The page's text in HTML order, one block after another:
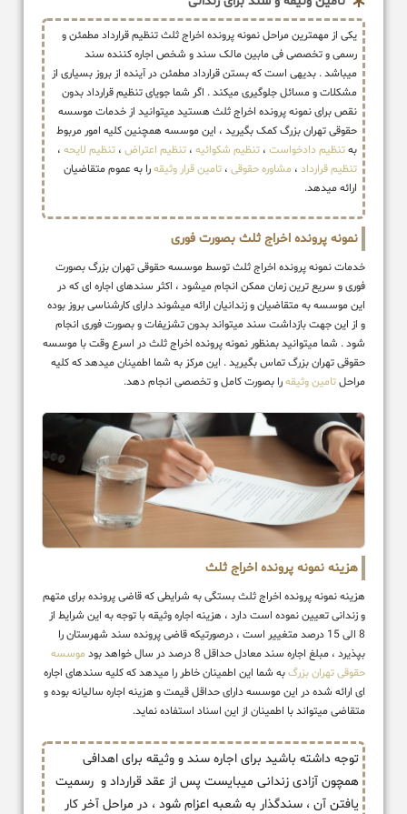
یکی از مهمترین مراحل نمونه پرونده اخراج ثلث تنظیم قرارداد مطمئن و
رسمی و تخصصی فی مابین مالک سند و شخص اجاره کننده سند
میباشد . بدیهی است که بستن قرارداد مطمئن در آینده از بروز بسیاری از
مشکلات و مسائل جلوگیری میکند . اگر شما جویای تنظیم قرارداد بدون
نقص برای نمونه پرونده اخراج ثلث هستید میتوانید از خدمات موسسه
حقوقی تهران بزرگ کمک بگیرید ، این موسسه همچنین کلیه امور مربوط
بهتنظیم دادخواست ، تنظیم شکوائیه ، تنظیم اعتراض ، تنظیم لایحه ،
تنظیم قرارداد ، مشاوره حقوقی ، تامین قرار وثیقهرا به عموم متقاضیان
ارائه میدهد.
نمونه پرونده اخراج ثلث بصورت فوری
خدمات نمونه پرونده اخراج ثلث توسط موسسه حقوقی تهران بزرگ بصورت
فوری و سریع ترین زمان ممکن انجام میشود ، اکثر سندهای اجاره ای که در
این موسسه به متقاضیان و زندانیان ارائه میشوند دارای کارشناسی بروز بوده
و از این جهت بازداشت سند میتواند بدون تشزیفات و بصورت فوری انجام
شود . شما میتوانید بمنظور نمونه پرونده اخراج ثلث در اسرع وقت با موسسه
حقوقی تهران بزرگ تماس بگیرید . این مرکز به شما اطمینان میدهد که کلیه
مراحلتامین وثیقهرا بصورت کامل و تخصصی انجام دهد.
هزینه نمونه پرونده اخراج ثلث
هزینه نمونه پرونده اخراج ثلث بستگی به شرایطی که قاضی پرونده برای متهم
و زندانی تعیین نموده است دارد ، هزینه اجاره وثیقه با توجه به این شرایط از
8 الی 15 درصد متغییر است ، درصورتیکه قاضی پرونده سند شهرستان را
بپذیرد ، مبلغ اجاره سند معادل حداقل 8 درصد در سال خواهد بود
موسسه
حقوقی تهران بزرگبه شما این اطمینان خاطر را میدهد که کلیه سندهای اجاره
ای ارائه شده در این موسسه دارای حداقل قیمت و هزینه اجاره سالیانه بوده و
متقاضی میتواند با اطمینان از این اسناد استفاده نماید.
توجه داشته باشید برای اجاره سند و وثیقه برای اهدافی
همچون آزادی زندانی میبایست پس از عقد قرارداد و رسمیت
یافتن آن ، سندگذار به شعبه اعزام شود ، در مراحل آخر کار